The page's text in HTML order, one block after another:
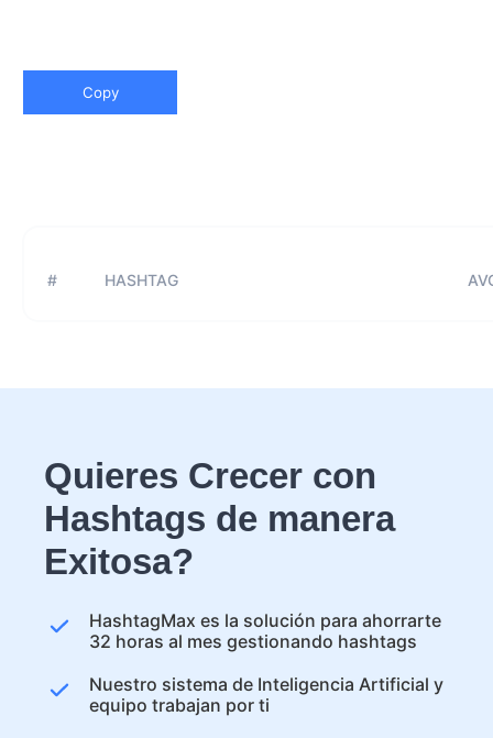
Copy
# HASHTAG
Quieres Crecer con
Hashtags de manera
Exitosa?
HashtagMax es la solución para ahorrarte
32 horas al mes gestionando hashtags
Nuestro sistema de Inteligencia Artificial y
equipo trabajan por ti